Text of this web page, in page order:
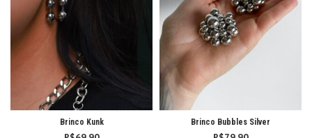
Brinco Kunk Brinco Bubbles Silver